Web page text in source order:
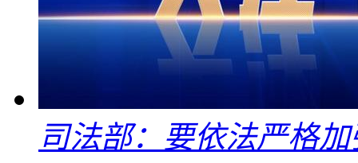
司法部：要依法严格